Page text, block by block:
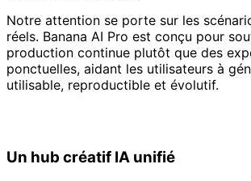
Notre attention se porte sur les
réels. Banana AI Pro est conçu pour
production continue plutôt que des
ponctuelles, aidant les utilisateurs à
utilisable, reproductible et évolutif.
Un hub créatif IA unifié